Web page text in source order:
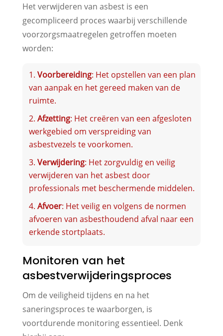
Het verwijderen van asbest is een
gecompliceerd proces waarbij verschillende
voorzorgsmaatregelen getroffen moeten
worden:
Voorbereiding: Het opstellen van een plan
van aanpak en het gereed maken van de
ruimte.
Afzetting: Het creëren van een afgesloten
werkgebied om verspreiding van
asbestvezels te voorkomen.
Verwijdering: Het zorgvuldig en veilig
verwijderen van het asbest door
professionals met beschermende middelen.
Afvoer: Het veilig en volgens de normen
afvoeren van asbesthoudend afval naar een
erkende stortplaats.
Monitoren van het
asbestverwijderingsproces
Om de veiligheid tijdens en na het
saneringsproces te waarborgen, is
voortdurende monitoring essentieel. Denk